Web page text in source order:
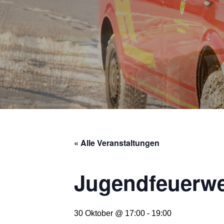
« Alle Veranstaltungen
30 Oktober @ 17:00 - 19:00